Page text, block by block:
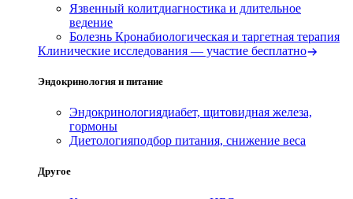
Язвенный колитдиагностика и длительное
ведение
Болезнь Кронабиологическая и таргетная терапия
Клинические исследования — участие бесплатно
Эндокринология и питание
Эндокринологиядиабет, щитовидная железа,
гормоны
Диетологияподбор питания, снижение веса
Другое